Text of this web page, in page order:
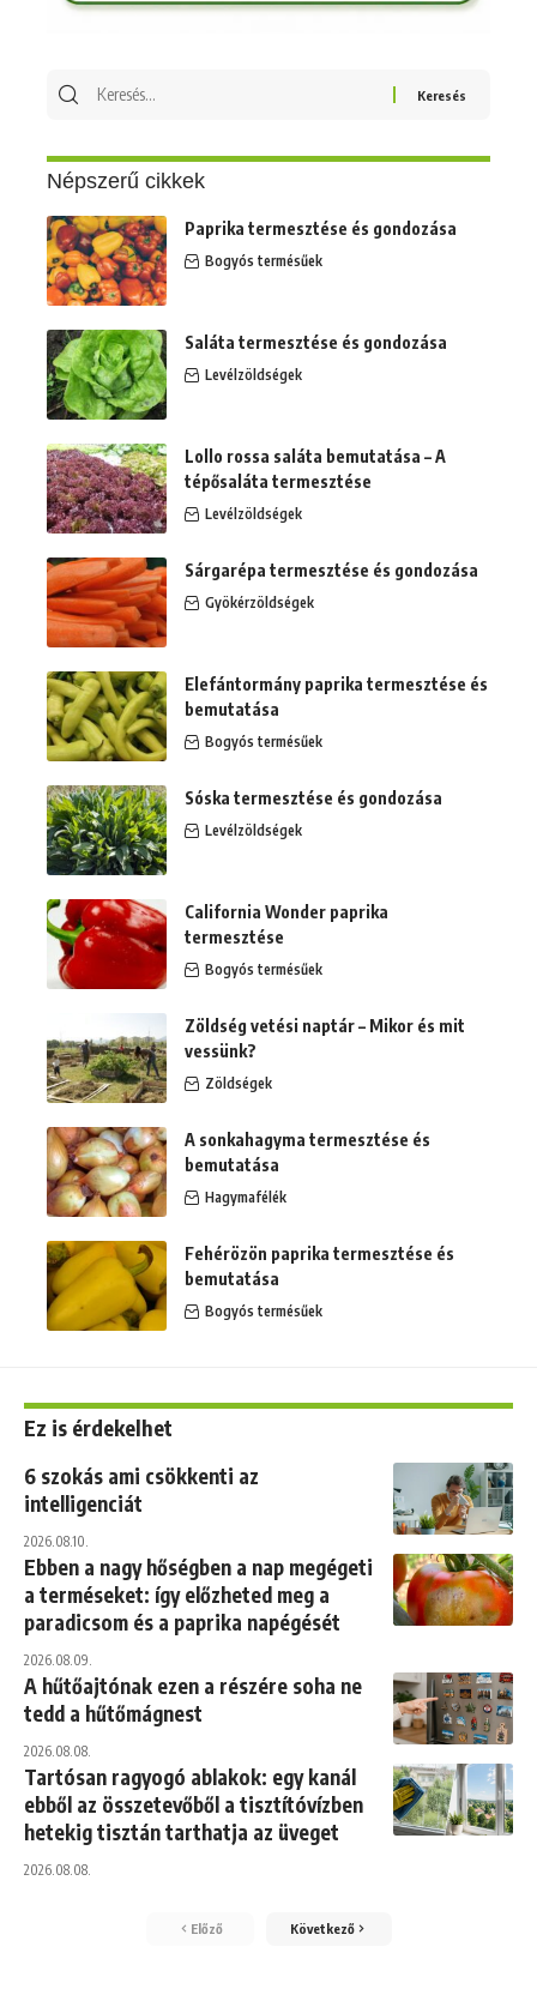
Keresés
Népszerű cikkek
Paprika termesztése és gondozása
Bogyós termésűek
Saláta termesztése és gondozása
Levélzöldségek
Lollo rossa saláta bemutatása – A
tépősaláta termesztése
Levélzöldségek
Sárgarépa termesztése és gondozása
Gyökérzöldségek
Elefántormány paprika termesztése és
bemutatása
Bogyós termésűek
Sóska termesztése és gondozása
Levélzöldségek
California Wonder paprika
termesztése
Bogyós termésűek
Zöldség vetési naptár – Mikor és mit
vessünk?
Zöldségek
A sonkahagyma termesztése és
bemutatása
Hagymafélék
Fehérözön paprika termesztése és
bemutatása
Bogyós termésűek
Ez is érdekelhet
6 szokás ami csökkenti az
intelligenciát
2026.08.10.
Ebben a nagy hőségben a nap megégeti
a terméseket: így előzheted meg a
paradicsom és a paprika napégését
2026.08.09.
A hűtőajtónak ezen a részére soha ne
tedd a hűtőmágnest
2026.08.08.
Tartósan ragyogó ablakok: egy kanál
ebből az összetevőből a tisztítóvízben
hetekig tisztán tarthatja az üveget
2026.08.08.
Előző Következő